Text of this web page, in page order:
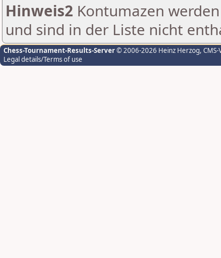
Hinweis2 Kontumazen
und sind in der Liste nicht
Chess-Tournament-Results-Server© 2006-2026 Heinz Herzog,
Legal details/Terms of use